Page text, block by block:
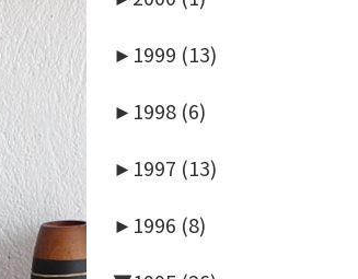
► 1999 (13)
► 1998 (6)
► 1997 (13)
► 1996 (8)